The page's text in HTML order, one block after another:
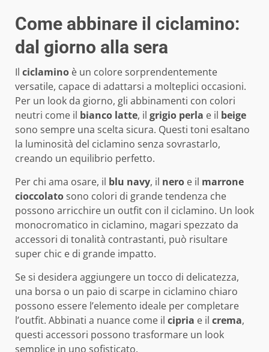
Come abbinare il ciclamino:
dal giorno alla sera
Il ciclamino è un colore sorprendentemente
versatile, capace di adattarsi a molteplici occasioni.
Per un look da giorno, gli abbinamenti con colori
neutri come il bianco latte, il grigio perla e il beige
sono sempre una scelta sicura. Questi toni esaltano
la luminosità del ciclamino senza sovrastarlo,
creando un equilibrio perfetto.
Per chi ama osare, il blu navy, il nero e il marrone
cioccolatosono colori di grande tendenza che
possono arricchire un outfit con il ciclamino. Un look
monocromatico in ciclamino, magari spezzato da
accessori di tonalità contrastanti, può risultare
super chic e di grande impatto.
Se si desidera aggiungere un tocco di delicatezza,
una borsa o un paio di scarpe in ciclamino chiaro
possono essere l’elemento ideale per completare
l’outfit. Abbinati a nuance come il cipria e il crema,
questi accessori possono trasformare un look
semplice in uno sofisticato.